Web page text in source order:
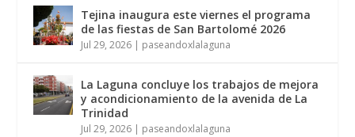
Tejina inaugura este viernes el programa
de las fiestas de San Bartolomé 2026
Jul 29, 2026 | paseandoxlalaguna
La Laguna concluye los trabajos de mejora
y acondicionamiento de la avenida de La
Trinidad
Jul 29, 2026 | paseandoxlalaguna